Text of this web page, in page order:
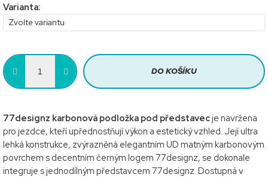
Varianta:
DO KOŠÍKU
77designz karbonová podložka pod představecje navržena
pro jezdce, kteří upřednostňují výkon a estetický vzhled. Její ultra
lehká konstrukce, zvýrazněná elegantním UD matným karbonovým
povrchem s decentním černým logem 77designz, se dokonale
integruje s jednodílným představcem 77designz. Dostupná v